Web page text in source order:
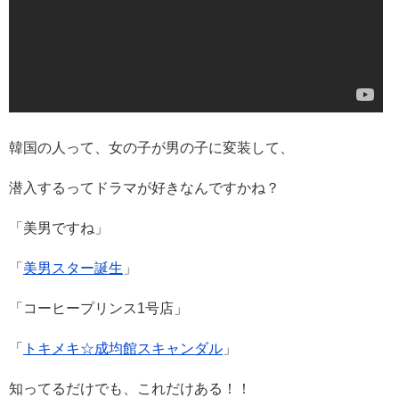
韓国の人って、女の子が男の子に変装して、
潜入するってドラマが好きなんですかね？
「美男ですね」
「 美男スター誕生 」
「コーヒープリンス1号店」
「 トキメキ☆成均館スキャンダル 」
知ってるだけでも、これだけある！！